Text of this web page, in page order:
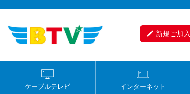
新規ご加入
ケーブルテレビ インターネット